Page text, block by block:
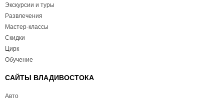
Экскурсии и туры
Развлечения
Мастер-классы
Скидки
Цирк
Обучение
САЙТЫ ВЛАДИВОСТОКА
Авто